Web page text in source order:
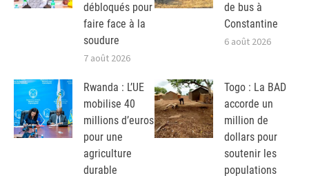
débloqués pour
faire face à la
soudure
7 août 2026
de bus à
Constantine
6 août 2026
Rwanda : L’UE
mobilise 40
millions d’euros
pour une
agriculture
durable
Togo : La BAD
accorde un
million de
dollars pour
soutenir les
populations